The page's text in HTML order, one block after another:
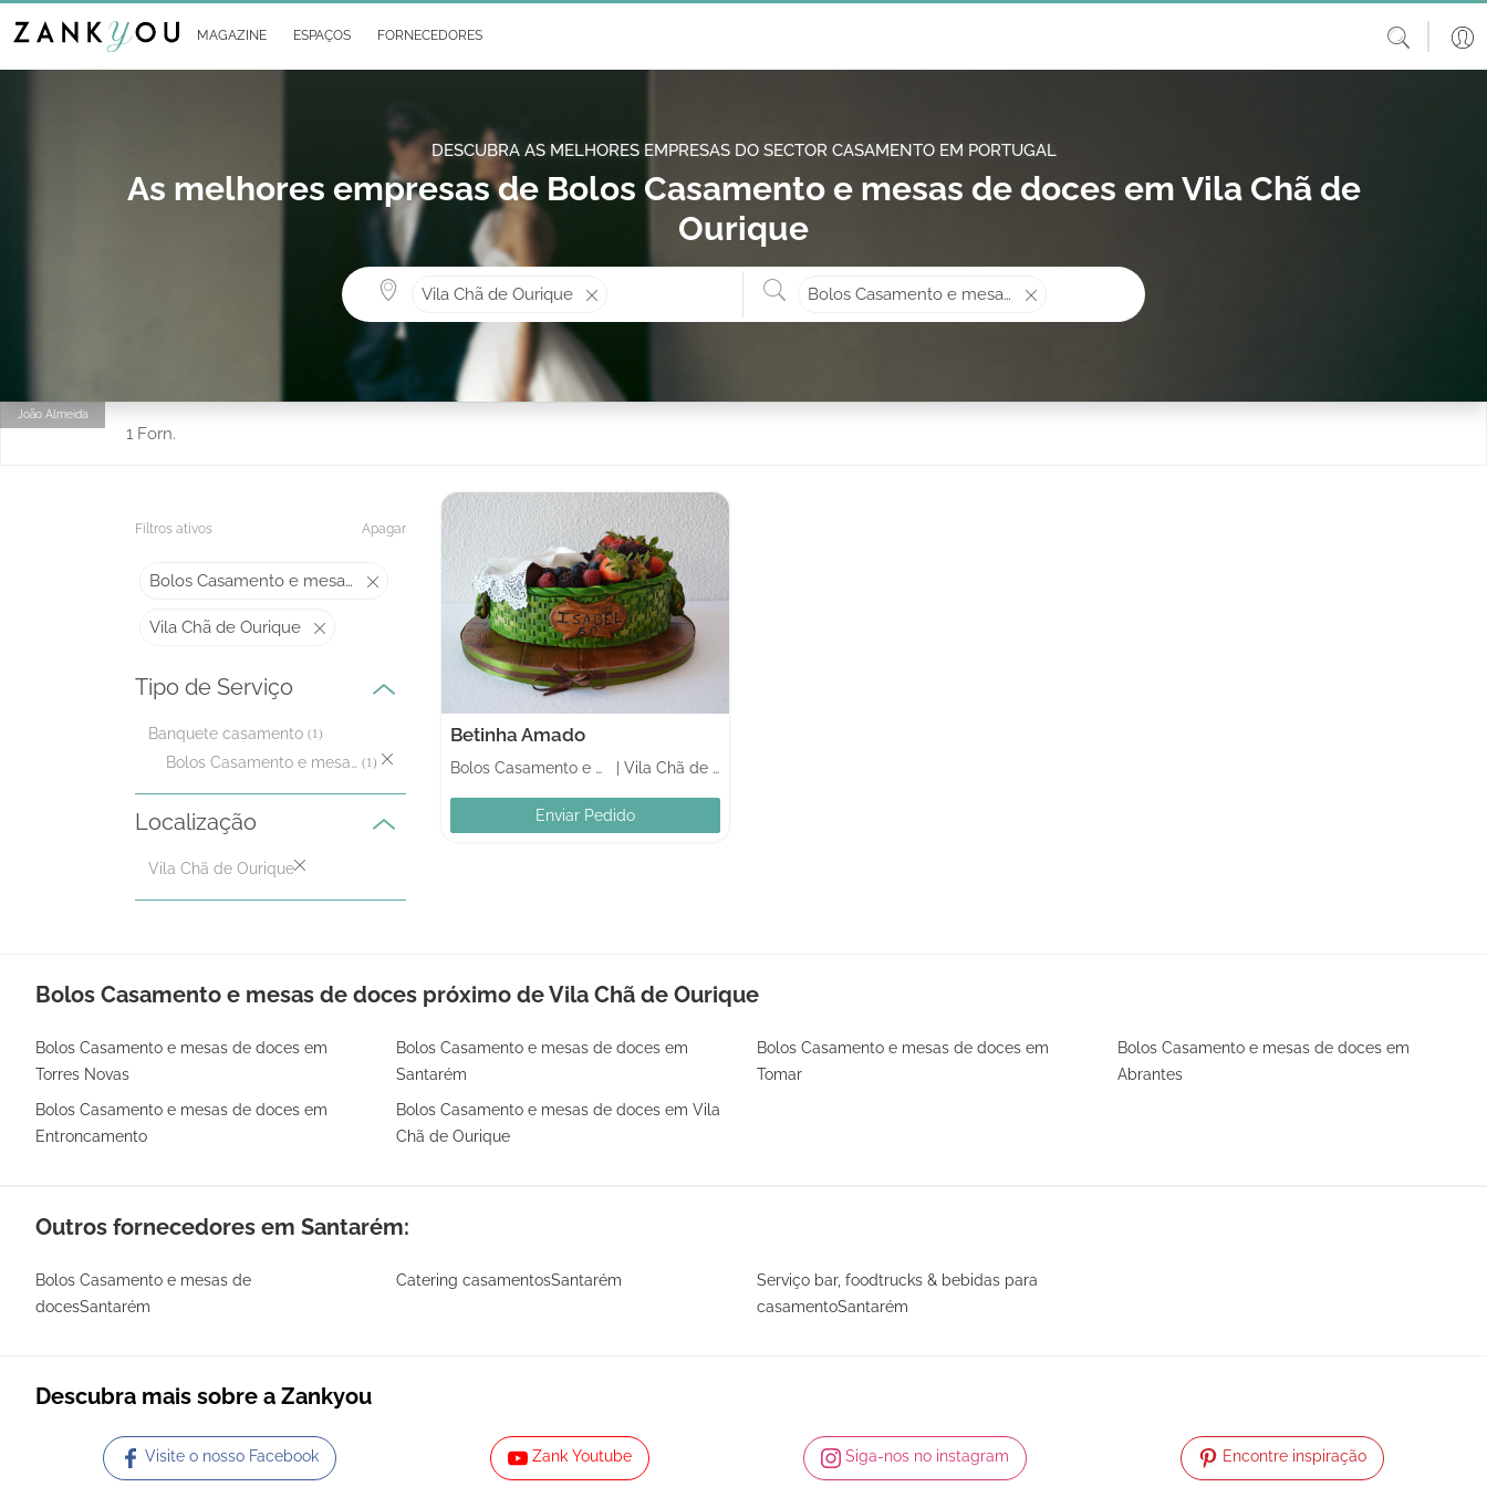
MAGAZINE ESPAÇOS FORNECEDORES
DESCUBRA AS MELHORES EMPRESAS DO SECTOR CASAMENTO EM PORTUGAL
As melhores empresas de Bolos Casamento e mesas de doces em Vila Chã de
Ourique
Vila Chã de Ourique Bolos Casamento e mesas de doces
João Almeida
1 Forn.
Filtros ativos Apagar
Bolos Casamento e mesas de doces
Vila Chã de Ourique
Tipo de Serviço
Banquete casamento (1)
Bolos Casamento e mesas de doces (1)
Localização
Vila Chã de Ourique
Betinha Amado
Bolos Casamento e mesas de doces Vila Chã de Ourique
Enviar Pedido
Bolos Casamento e mesas de doces próximo de Vila Chã de Ourique
Bolos Casamento e mesas de doces em
Torres Novas
Bolos Casamento e mesas de doces em
Santarém
Bolos Casamento e mesas de doces em
Tomar
Bolos Casamento e mesas de doces em
Abrantes
Bolos Casamento e mesas de doces em
Entroncamento
Bolos Casamento e mesas de doces em Vila
Chã de Ourique
Outros fornecedores em Santarém:
Bolos Casamento e mesas de
docesSantarém
Catering casamentosSantarém
Serviço bar, foodtrucks & bebidas para
casamentoSantarém
Descubra mais sobre a Zankyou
Visite o nosso Facebook Zank Youtube Siga-nos no instagram Encontre inspiração